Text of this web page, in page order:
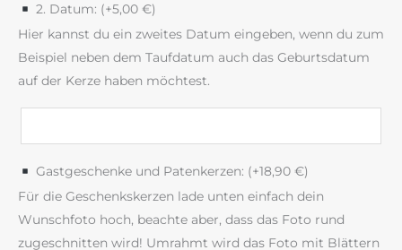
2. Datum: (+5,00 €)
Hier kannst du ein zweites Datum eingeben, wenn du zum
Beispiel neben dem Taufdatum auch das Geburtsdatum
auf der Kerze haben möchtest.
Gastgeschenke und Patenkerzen: (+18,90 €)
Für die Geschenkskerzen lade unten einfach dein
Wunschfoto hoch, beachte aber, dass das Foto rund
zugeschnitten wird! Umrahmt wird das Foto mit Blättern